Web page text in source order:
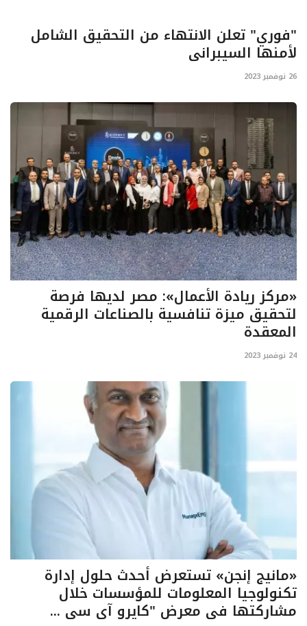
"فوري" تعلن الانتهاء من التحقيق الشامل
لأمنها السيبراني
26 نوفمبر 2023
«مركز ريادة الأعمال»: مصر لديها فرصة
لتحقيق ميزة تنافسية بالصناعات الرقمية
المعقدة
24 نوفمبر 2023
«مانيج إنجن» تستعرض أحدث حلول إدارة
تكنولوجيا المعلومات للمؤسسات خلال
مشاركتها في معرض "كايرو آي سي ...